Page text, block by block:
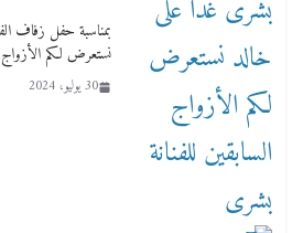
بمناسبة حفل زفاف
نستعرض لكم الأزواج
30 يوليو، 2024